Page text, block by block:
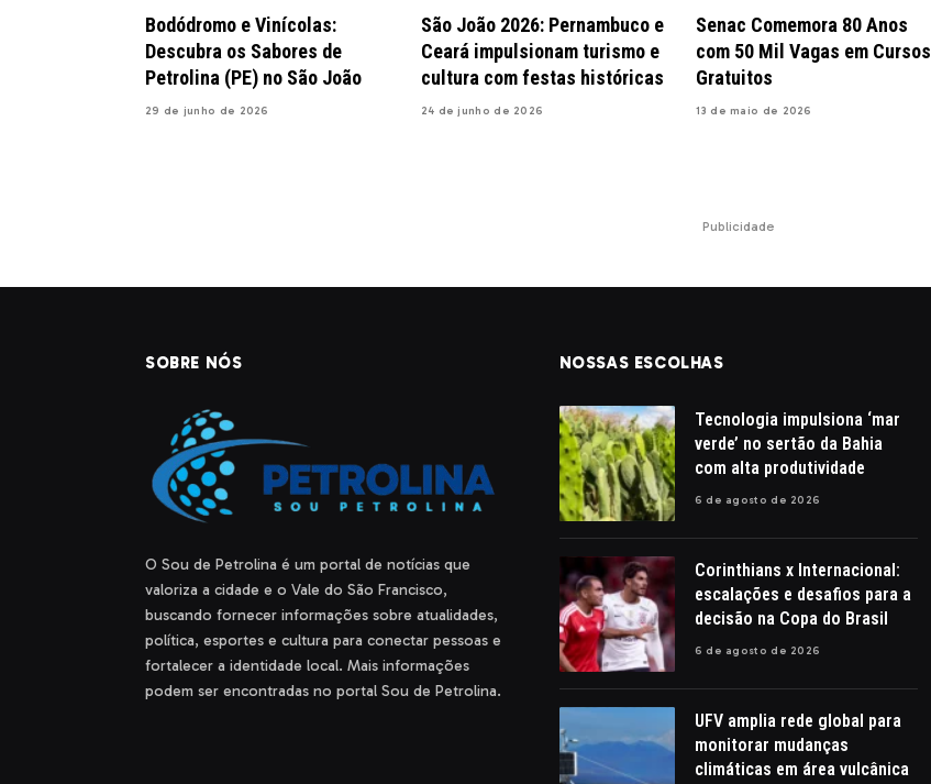
Bodódromo e Vinícolas:
Descubra os Sabores de
Petrolina (PE) no São João
29 de junho de 2026
São João 2026: Pernambuco e
Ceará impulsionam turismo e
cultura com festas históricas
24 de junho de 2026
Senac Comemora 80 Anos
com 50 Mil Vagas em Cursos
Gratuitos
13 de maio de 2026
Publicidade
SOBRE NÓS
O Sou de Petrolina é um portal de notícias que
valoriza a cidade e o Vale do São Francisco,
buscando fornecer informações sobre atualidades,
política, esportes e cultura para conectar pessoas e
fortalecer a identidade local. Mais informações
podem ser encontradas no portal Sou de Petrolina.
NOSSAS ESCOLHAS
Tecnologia impulsiona ‘mar
verde’ no sertão da Bahia
com alta produtividade
6 de agosto de 2026
Corinthians x Internacional:
escalações e desafios para a
decisão na Copa do Brasil
6 de agosto de 2026
UFV amplia rede global para
monitorar mudanças
climáticas em área vulcânica